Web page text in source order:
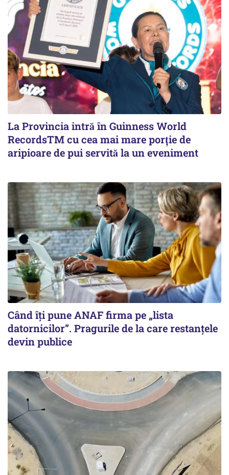
La Provincia intră în Guinness World
RecordsTM cu cea mai mare porție de
aripioare de pui servită la un eveniment
Când îți pune ANAF firma pe „lista
datornicilor”. Pragurile de la care restanțele
devin publice